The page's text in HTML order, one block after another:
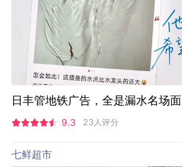
日丰管地铁广告，全是漏水名场面
9.3 23人评分
七鲜超市